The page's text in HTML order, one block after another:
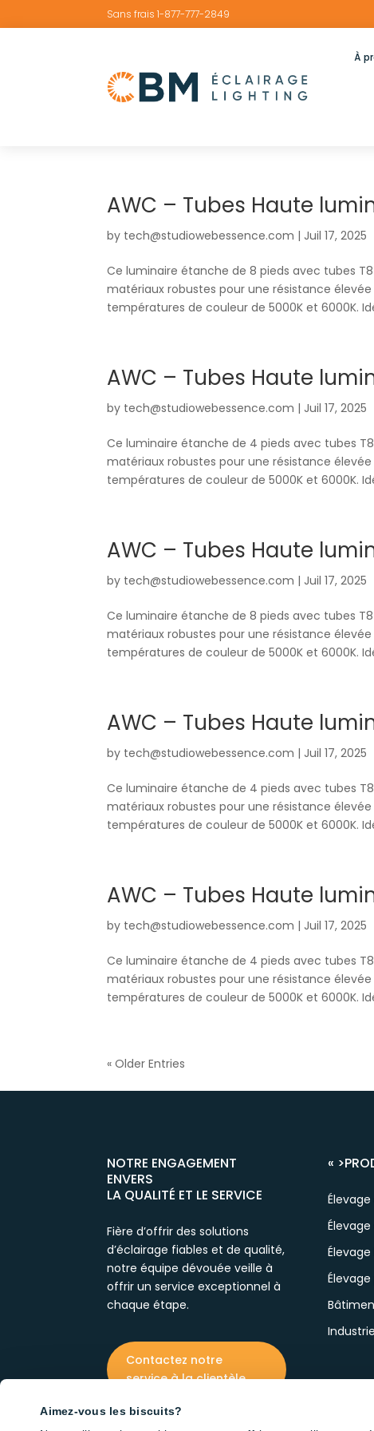
Aimez-vous les biscuits?
Sans frais 1-877-777-2849
À
AWC – Tubes Haute
by tech@studiowebessence.com | Juil 17, 2025
Ce luminaire étanche de 8 pieds avec tubes
matériaux robustes pour une résistance
températures de couleur de 5000K et 6000K.
AWC – Tubes Haute
by tech@studiowebessence.com | Juil 17, 2025
Ce luminaire étanche de 4 pieds avec tubes
matériaux robustes pour une résistance
températures de couleur de 5000K et 6000K.
AWC – Tubes Haute
by tech@studiowebessence.com | Juil 17, 2025
Ce luminaire étanche de 8 pieds avec tubes
matériaux robustes pour une résistance
températures de couleur de 5000K et 6000K.
AWC – Tubes Haute
by tech@studiowebessence.com | Juil 17, 2025
Ce luminaire étanche de 4 pieds avec tubes
matériaux robustes pour une résistance
températures de couleur de 5000K et 6000K.
AWC – Tubes Haute
by tech@studiowebessence.com | Juil 17, 2025
Ce luminaire étanche de 4 pieds avec tubes
matériaux robustes pour une résistance
températures de couleur de 5000K et 6000K.
« Older Entries
NOTRE ENGAGEMENT
ENVERS
LA QUALITÉ ET LE SERVICE
Fière d’offrir des solutions
d’éclairage fiables et de qualité,
notre équipe dévouée veille à
offrir un service exceptionnel à
chaque étape.
Contactez notre
service à la clientèle
« >